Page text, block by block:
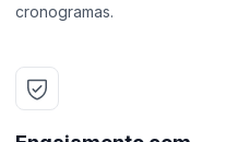
cronogramas.